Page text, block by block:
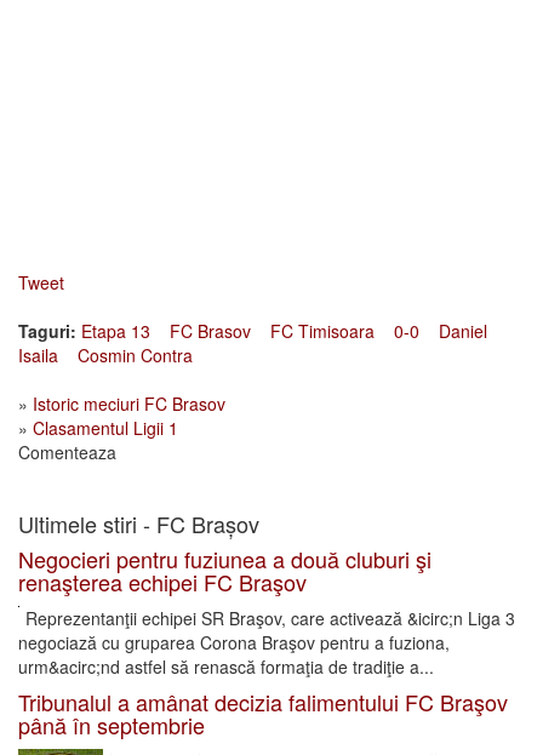
Tweet
Taguri: Etapa 13 FC Brasov FC Timisoara 0-0
Daniel
Isaila
Cosmin Contra
» Istoric meciuri FC Brasov
» Clasamentul Ligii 1
Comenteaza
Ultimele stiri - FC Brașov
Negocieri pentru fuziunea a două cluburi şi
renaşterea echipei FC Braşov
Reprezentanţii echipei SR Braşov, care activează &icirc;n Liga 3
negociază cu gruparea Corona Braşov pentru a fuziona,
urm&acirc;nd astfel să renască formaţia de tradiţie a...
Tribunalul a amânat decizia falimentului FC Braşov
până în septembrie